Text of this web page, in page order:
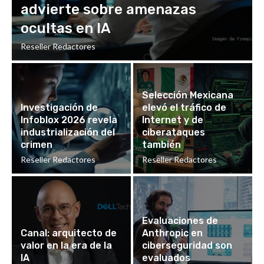
advierte sobre amenazas
ocultas en IA
Reseller Redactores
Investigación de
Infoblox 2026 revela
industrialización del
crimen
Reseller Redactores
Selección Mexicana
elevó el tráfico de
Internet y de
ciberataques
también
Reseller Redactores
Canal: arquitecto de
valor en la era de la
IA
Evaluaciones de
Anthropic en
ciberseguridad son
evaluados